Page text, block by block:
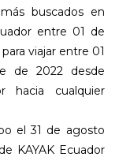
buscados en
entre 01 de
viajar entre 01
de 2022 desde
hacia cualquier
el 31 de agosto
KAYAK Ecuador